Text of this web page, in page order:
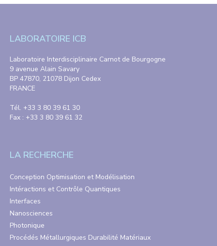
LABORATOIRE ICB
Laboratoire Interdisciplinaire Carnot de Bourgogne
9 avenue Alain Savary
BP 47870, 21078 Dijon Cedex
FRANCE
Tél. +33 3 80 39 61 30
Fax : +33 3 80 39 61 32
LA RECHERCHE
Conception Optimisation et Modélisation
Intéractions et Contrôle Quantiques
Interfaces
Nanosciences
Photonique
Procédés Métallurgiques Durabilité Matériaux